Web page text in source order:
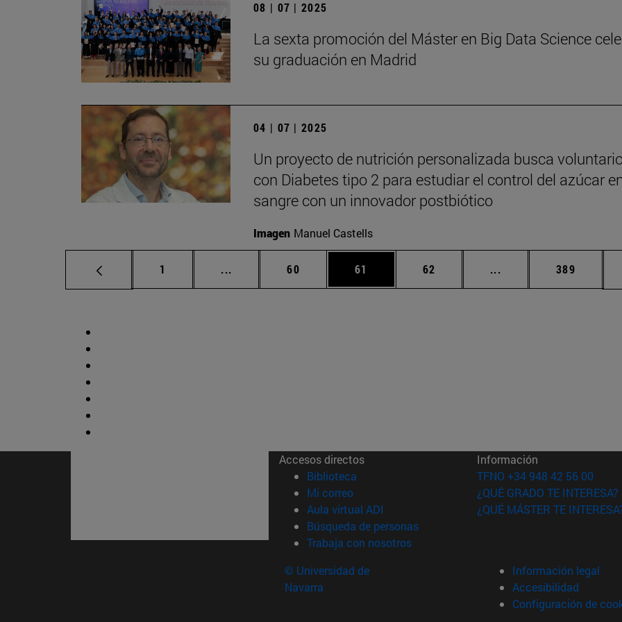
08 | 07 | 2025
La sexta promoción del Máster en Big Data Science
su graduación en Madrid
04 | 07 | 2025
Un proyecto de nutrición personalizada busca
con Diabetes tipo 2 para estudiar el control del azúcar
sangre con un innovador postbiótico
Imagen Manuel Castells
Página
1 ... Páginas intermedias Use TAB para desplazarse.
Página
60 Página
61 Página
62 ... Páginas intermedias
Página
389
Accesos directos
Biblioteca (abre en nueva ventana)
Mi correo(abre en nueva ventana)
Aula virtual ADI (abre en nueva ventana)
Búsqueda de personas(abre en nueva ventana)
Trabaja con nosotros(abre en nueva ventana)
Información
TFNO +34 948 42 56 00
¿QUÉ GRADO TE INTERESA?
¿QUÉ MÁSTER TE
© Universidad de
Navarra
Información legal
Accesibilidad
Configuración de